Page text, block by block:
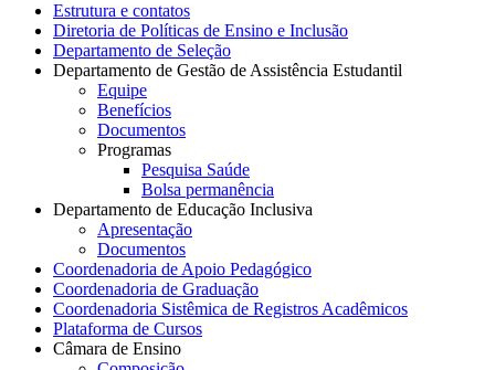
Estrutura e contatos
Diretoria de Políticas de Ensino e Inclusão
Departamento de Seleção
Departamento de Gestão de Assistência Estudantil
Equipe
Benefícios
Documentos
Programas
Pesquisa Saúde
Bolsa permanência
Departamento de Educação Inclusiva
Apresentação
Documentos
Coordenadoria de Apoio Pedagógico
Coordenadoria de Graduação
Coordenadoria Sistêmica de Registros Acadêmicos
Plataforma de Cursos
Câmara de Ensino